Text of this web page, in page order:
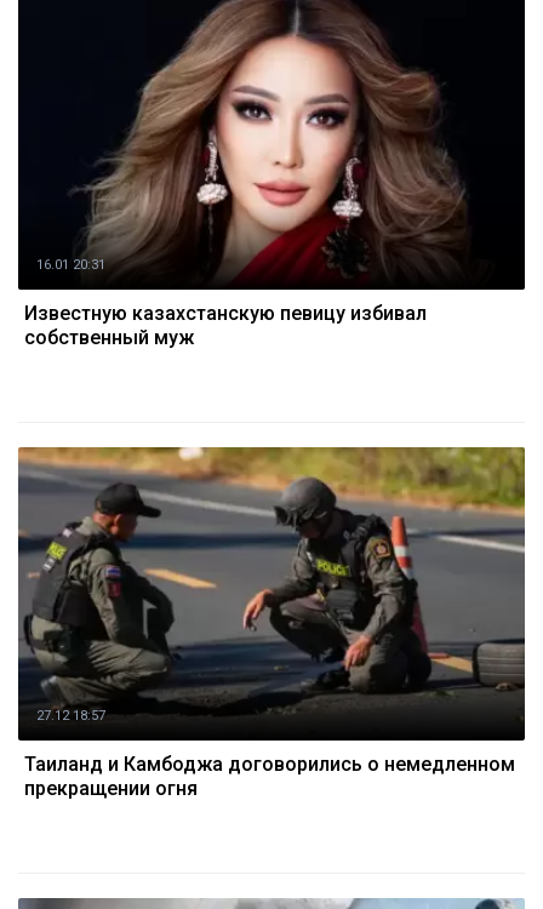
16.01 20:31
Известную казахстанcкую певицу избивал
собственный муж
27.12 18:57
Таиланд и Камбоджа договорились о немедленном
прекращении огня